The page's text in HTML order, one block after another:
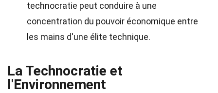
technocratie peut conduire à une
concentration du pouvoir économique entre
les mains d'une élite technique.
La Technocratie et
l'Environnement